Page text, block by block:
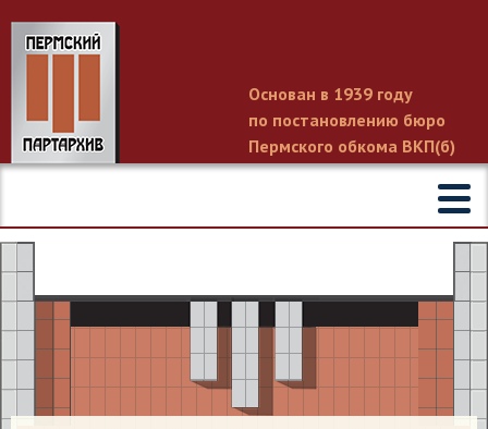
Основан в 1939 году
по постановлению бюро
Пермского обкома ВКП(б)